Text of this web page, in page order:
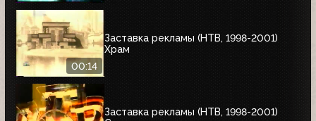
00:14
Заставка рекламы (НТВ, 1998-2001)
Храм
Заставка рекламы (НТВ, 1998-2001)